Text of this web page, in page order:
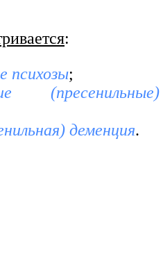
:
психозы;
(пресенильные)
деменция.